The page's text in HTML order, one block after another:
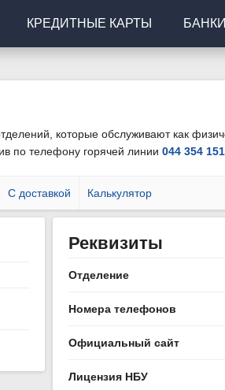
КРЕДИТНЫЕ КАРТЫ БАНКИ
которые обслуживают как
по телефону горячей линии 044 354
С доставкой Калькулятор
Реквизиты
Отделение
Номера телефонов
Официальный сайт
Лицензия НБУ